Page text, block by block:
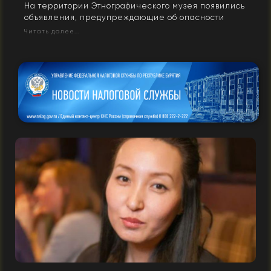
На территории Этнографического музея появились
объявления, предупреждающие об опасности
Читать далее...